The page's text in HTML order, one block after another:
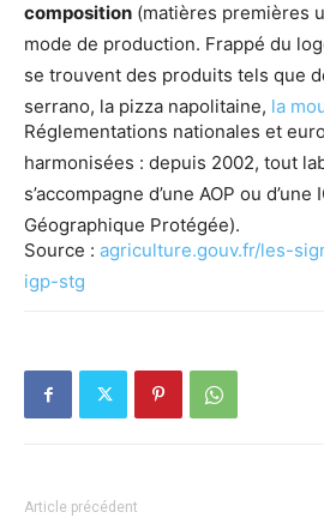
composition (matières premières
mode de production. Frappé du
se trouvent des produits tels que
serrano, la pizza napolitaine, la
Réglementations nationales et
harmonisées : depuis 2002, tout
s’accompagne d’une AOP ou
Géographique Protégée).
Source : agriculture.gouv.fr/les-
igp-stg
Article précédent